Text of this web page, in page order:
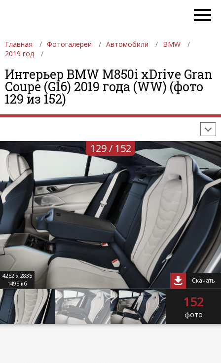
Главная Фотогалереи Автомобили
BMW
2019 год
Интерьер BMW M850i xDrive Gran
Coupe (G16) 2019 года (WW) (фото
129 из 152)
ФОТОГАЛЕРЕИ АВТОМОБИЛИ
ДЕВУШКИ
АВТОСАЛОНЫ
129 / 152
4252 x 2835
1495 кб
Скачать
152
фото